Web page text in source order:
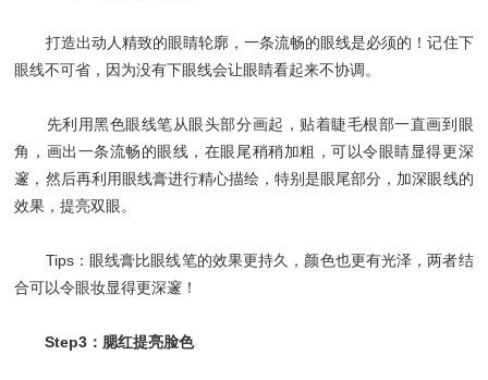
打造出动人精致的眼睛轮廓，一条流畅的眼线是必须的！记住下
眼线不可省，因为没有下眼线会让眼睛看起来不协调。
先利用黑色眼线笔从眼头部分画起，贴着睫毛根部一直画到眼
角，画出一条流畅的眼线，在眼尾稍稍加粗，可以令眼睛显得更深
邃，然后再利用眼线膏进行精心描绘，特别是眼尾部分，加深眼线的
效果，提亮双眼。
Tips：眼线膏比眼线笔的效果更持久，颜色也更有光泽，两者结
合可以令眼妆显得更深邃！
Step3：腮红提亮脸色